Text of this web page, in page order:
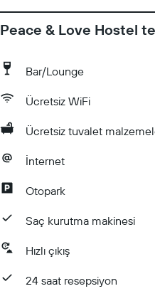
Peace & Love Hostel
Bar/Lounge
Ücretsiz WiFi
Ücretsiz tuvalet
İnternet
Otopark
Saç kurutma makinesi
Hızlı çıkış
24 saat resepsiyon